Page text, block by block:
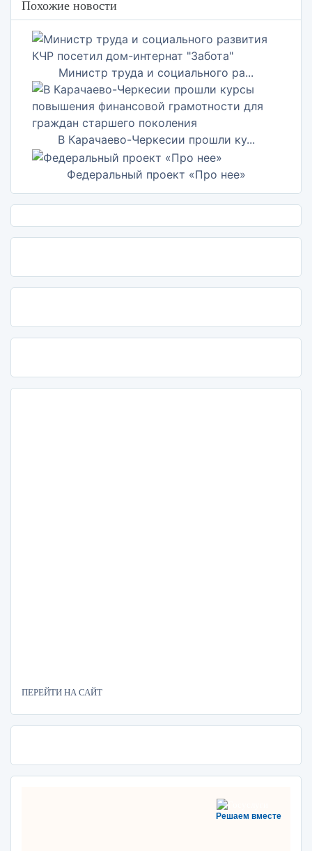
Похожие новости
Министр труда и социального ра...
В Карачаево-Черкесии прошли ку...
Федеральный проект «Про нее»
ПЕРЕЙТИ НА САЙТ
Решаем вместе